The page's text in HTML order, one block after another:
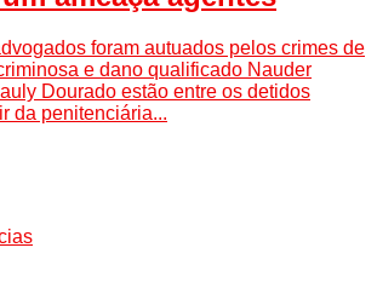
foram autuados pelos crimes de
e dano qualificado Nauder
Dourado estão entre os detidos
da penitenciária...